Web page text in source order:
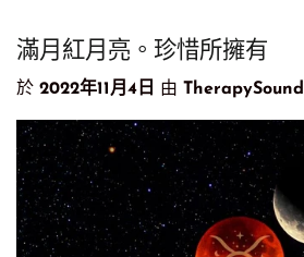
滿月紅月亮。珍惜所擁有
於 2022年11月4日 由 TherapySound